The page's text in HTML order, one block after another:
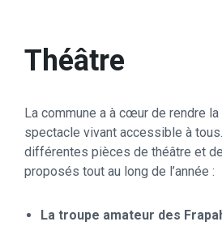
Théâtre
La commune a à cœur de rendre
spectacle vivant accessible à
différentes pièces de théâtre et
proposés tout au long de l’année :
La troupe amateur des